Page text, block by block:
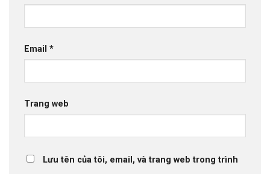
Email *
Trang web
Lưu tên của tôi, email, và trang web trong trình